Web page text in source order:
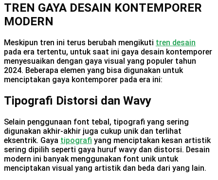
TREN GAYA DESAIN KONTEMPORER
MODERN
Meskipun tren ini terus berubah mengikuti tren desain
pada era tertentu, untuk saat ini gaya desain kontemporer
menyesuaikan dengan gaya visual yang populer tahun
2024. Beberapa elemen yang bisa digunakan untuk
menciptakan gaya kontemporer pada era ini:
Tipografi Distorsi dan Wavy
Selain penggunaan font tebal, tipografi yang sering
digunakan akhir-akhir juga cukup unik dan terlihat
eksentrik. Gaya tipografi yang menciptakan kesan artistik
sering dipilih seperti gaya huruf wavy dan distorsi. Desain
modern ini banyak menggunakan font unik untuk
menciptakan visual yang artistik dan beda dari yang lain.